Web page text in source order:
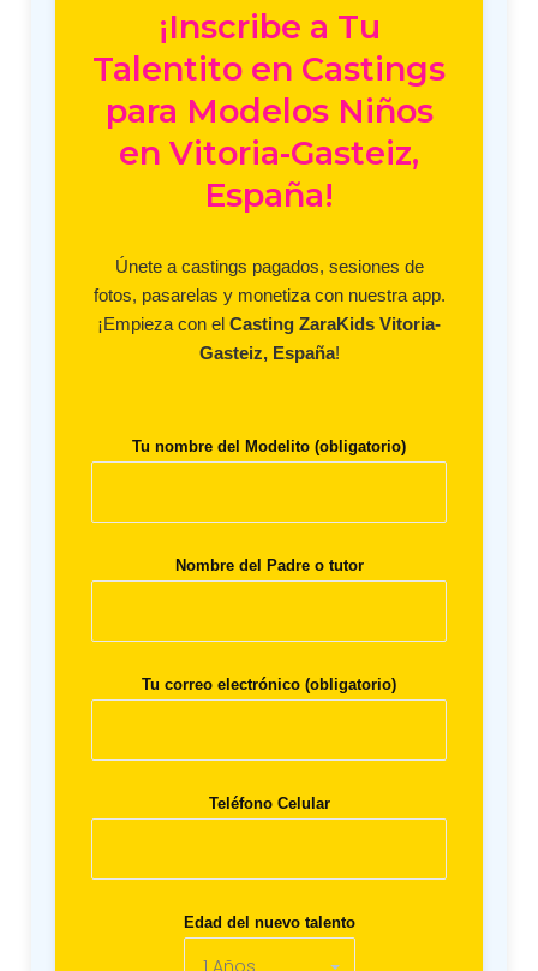
¡Inscribe a Tu
Talentito en Castings
para Modelos Niños
en Vitoria-Gasteiz,
España!
Únete a castings pagados, sesiones de
fotos, pasarelas y monetiza con nuestra app.
¡Empieza con el Casting ZaraKids Vitoria-
Gasteiz, España!
Tu nombre del Modelito (obligatorio)
Nombre del Padre o tutor
Tu correo electrónico (obligatorio)
Teléfono Celular
Edad del nuevo talento